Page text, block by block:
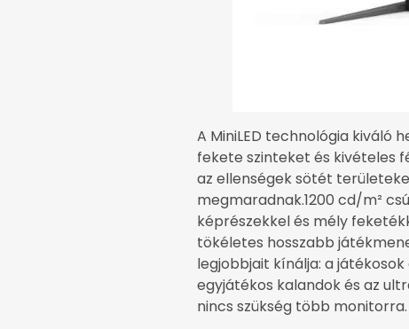
A MiniLED technológia kiváló
fekete szinteket és kivételes
az ellenségek sötét
megmaradnak.1200 cd/m²
képrészekkel és mély
tökéletes hosszabb
legjobbjait kínálja: a
egyjátékos kalandok és az
nincs szükség több monitorra.